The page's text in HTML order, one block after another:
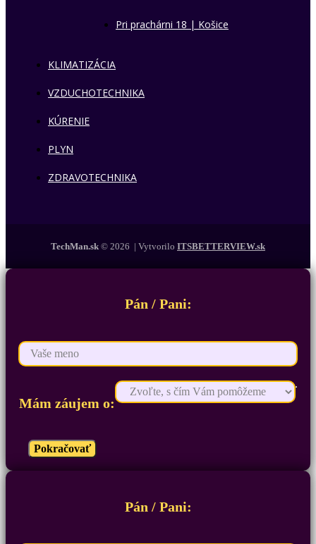
Pri prachárni 18 | Košice
KLIMATIZÁCIA
VZDUCHOTECHNIKA
KÚRENIE
PLYN
ZDRAVOTECHNIKA
TechMan.sk © 2026 | Vytvorilo ITSBETTERVIEW.sk
Pán / Pani:
Mám záujem o:
Pokračovať
Pán / Pani: